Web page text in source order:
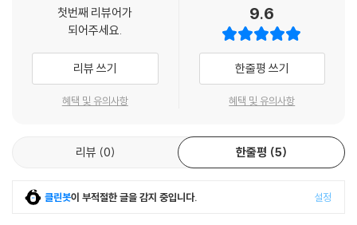
allowing you to knit heirloom toys to enjoy for generations to
Officially licensed by Frederick Warne & Co. Ltd. BEATRIX
POTTER™ and PETER RABBIT™ ⓒ Frederick Warne & Co., 2
첫번째 리뷰어가
되어주세요.
리뷰 쓰기
혜택 및 유의사항
9.6
한줄평 쓰기
혜택 및 유의사항
리뷰 0 한줄평 5
클린봇이 부적절한 글을 감지 중입니다. 설정